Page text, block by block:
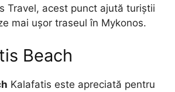
Travel, acest punct ajută turiștii
mai ușor traseul în Mykonos.
Beach
Kalafatis este apreciată pentru